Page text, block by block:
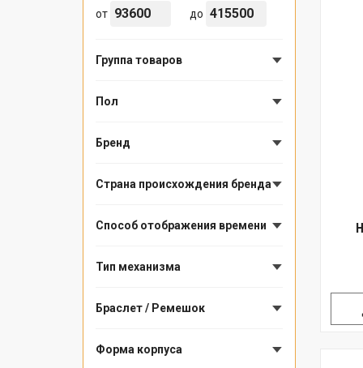
от до
Группа товаров
Пол
Бренд
Страна происхождения бренда
Способ отображения времени
Тип механизма
Браслет / Ремешок
Форма корпуса